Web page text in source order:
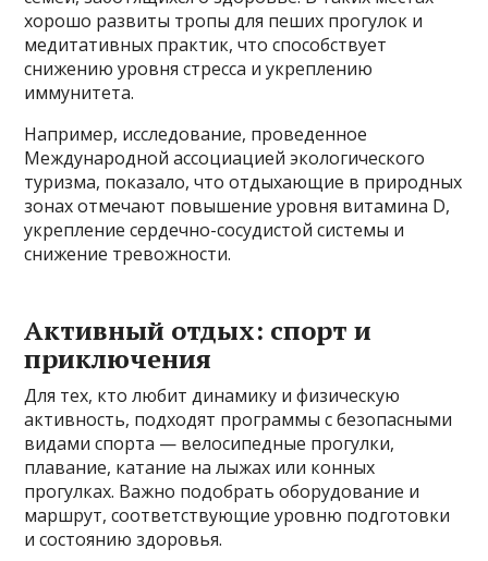
хорошо развиты тропы для пеших прогулок и
медитативных практик, что способствует
снижению уровня стресса и укреплению
иммунитета.
Например, исследование, проведенное
Международной ассоциацией экологического
туризма, показало, что отдыхающие в природных
зонах отмечают повышение уровня витамина D,
укрепление сердечно-сосудистой системы и
снижение тревожности.
Активный отдых: спорт и
приключения
Для тех, кто любит динамику и физическую
активность, подходят программы с безопасными
видами спорта — велосипедные прогулки,
плавание, катание на лыжах или конных
прогулках. Важно подобрать оборудование и
маршрут, соответствующие уровню подготовки
и состоянию здоровья.